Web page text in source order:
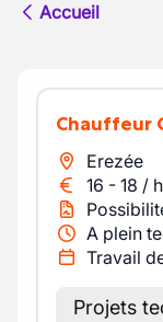
Accueil
Chauffeur
Erezée
16 - 18 /
A plein
Travail
Projets